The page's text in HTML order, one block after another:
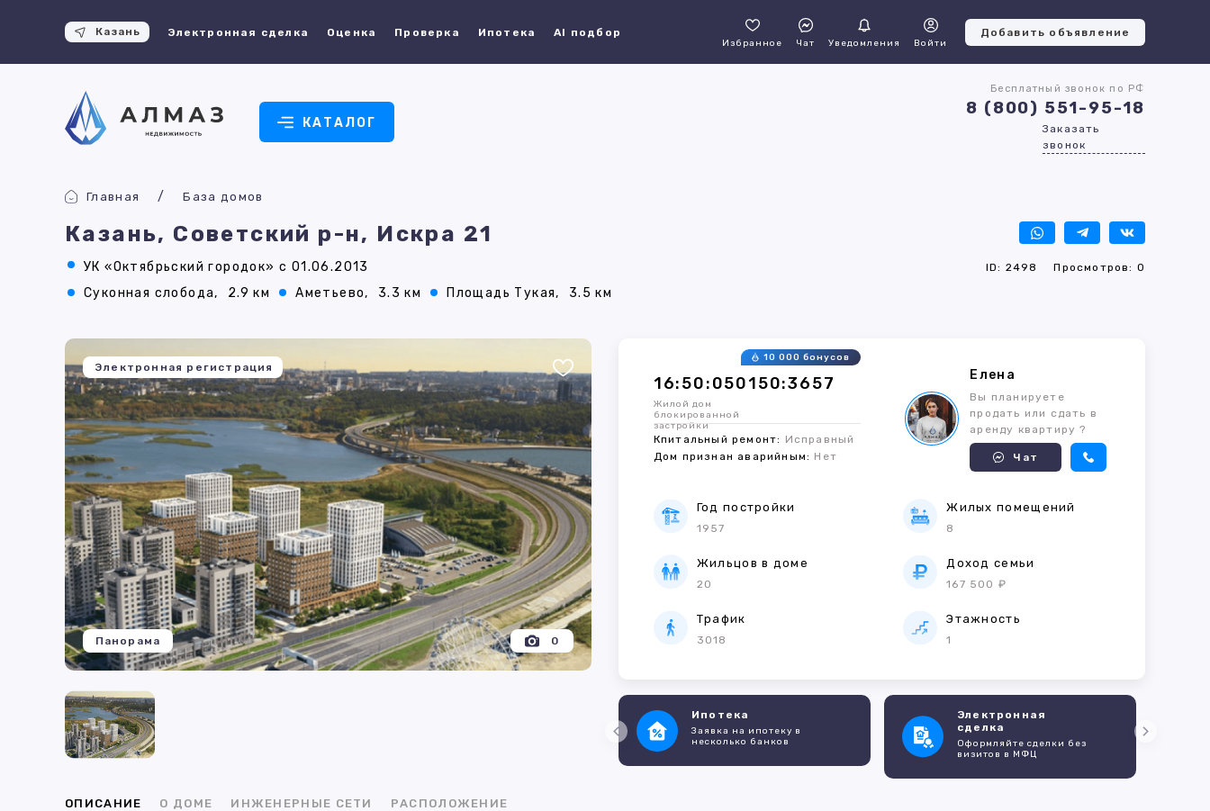
Казань Электронная сделка Оценка Проверка Ипотека AI подбор
Избранное Чат Уведомления Войти
Добавить объявление
КАТАЛОГ
Бесплатный звонок по РФ
8 (800) 551-95-18
Заказать
звонок
Главная База домов
Казань, Советский р-н, Искра 21
УК «Октябрьский городок» с 01.06.2013 ID: 2498 Просмотров: 0
Суконная слобода, 2.9 км Аметьево, 3.3 км Площадь Тукая, 3.5 км
Электронная регистрация
0
Панорама
16:50:050150:3657
10 000 бонусов
Жилой дом
блокированной
застройки
Кпитальный ремонт: Исправный
Дом признан аварийным: Нет
Елена
Вы планируете
продать или сдать в
аренду квартиру ?
Чат
Год постройки
1957
Жилых помещений
8
Жильцов в доме
20
Доход семьи
167 500 ₽
Трафик
3018
Этажность
1
Ипотека
Заявка на ипотеку в
несколько банков
Электронная
сделка
Оформляйте сделки без
визитов в МФЦ
ОПИСАНИЕ О ДОМЕ ИНЖЕНЕРНЫЕ СЕТИ РАСПОЛОЖЕНИЕ